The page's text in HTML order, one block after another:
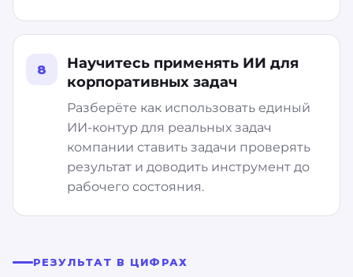
8
Научитесь применять ИИ для
корпоративных задач
Разберёте как использовать единый
ИИ-контур для реальных задач
компании ставить задачи проверять
результат и доводить инструмент до
рабочего состояния.
РЕЗУЛЬТАТ В ЦИФРАХ